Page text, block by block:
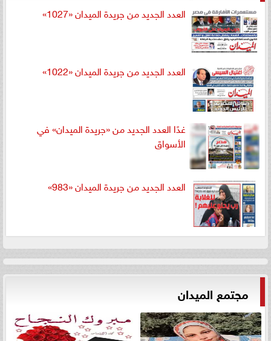
العدد الجديد من جريدة الميدان «1027»
العدد الجديد من جريدة الميدان «1022»
غدًا العدد الجديد من «جريدة الميدان» في
الأسواق
العدد الجديد من جريدة الميدان «983»
مجتمع الميدان